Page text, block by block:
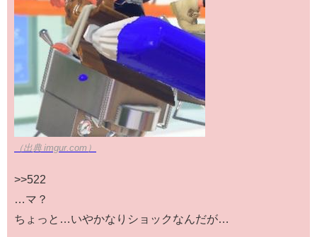
（出典 imgur.com）
>>522
…マ？
ちょっと…いやかなりショックなんだが…